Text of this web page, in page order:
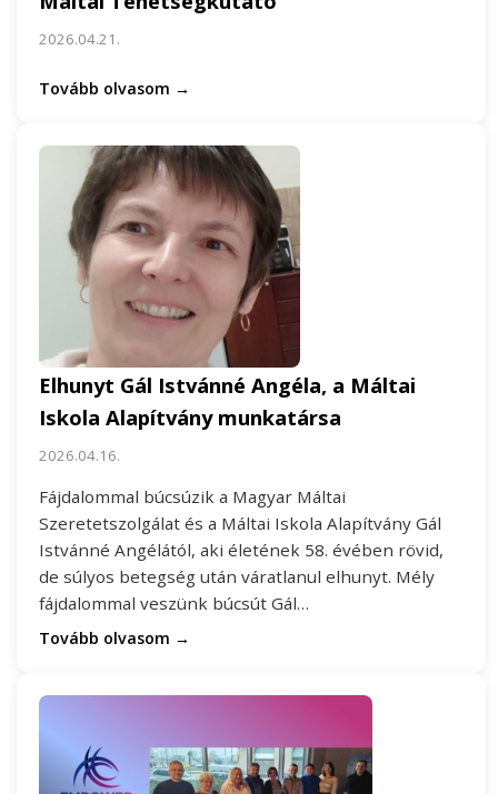
2026.04.21.
Tovább olvasom →
Elhunyt Gál Istvánné Angéla, a Máltai
Iskola Alapítvány munkatársa
2026.04.16.
Fájdalommal búcsúzik a Magyar Máltai
Szeretetszolgálat és a Máltai Iskola Alapítvány Gál
Istvánné Angélától, aki életének 58. évében rövid,
de súlyos betegség után váratlanul elhunyt. Mély
fájdalommal veszünk búcsút Gál…
Tovább olvasom →